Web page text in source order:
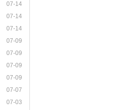
07-14
07-14
07-14
07-09
07-09
07-09
07-09
07-07
07-03